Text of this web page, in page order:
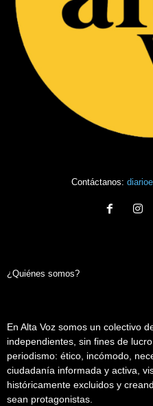
Contáctanos:
¿Quiénes somos?
En Alta Voz somos un colectivo
independientes, sin fines de
periodismo: ético, incómodo,
ciudadanía informada y activa,
históricamente excluidos y
sean protagonistas.